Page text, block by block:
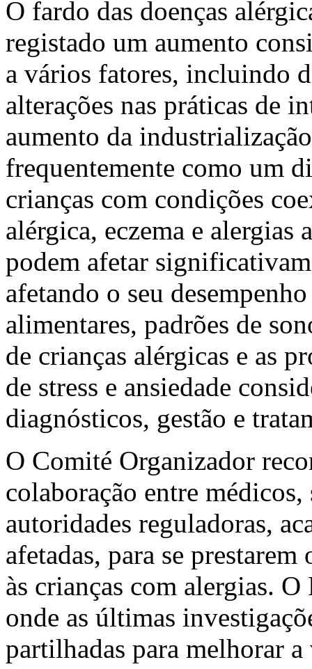
O fardo das doenças
registado um aumento
a vários fatores, incluindo
alterações nas práticas de
aumento da
frequentemente como um
crianças com condições
alérgica, eczema e alergias
podem afetar
afetando o seu
alimentares, padrões de
de crianças alérgicas e as
de stress e ansiedade
diagnósticos, gestão e
O Comité Organizador
colaboração entre
autoridades reguladoras,
afetadas, para se
às crianças com alergias.
onde as últimas
partilhadas para melhorar